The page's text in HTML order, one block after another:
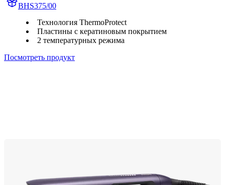
BHS375/00
Технология ThermoProtect
Пластины с кератиновым покрытием
2 температурных режима
Посмотреть продукт